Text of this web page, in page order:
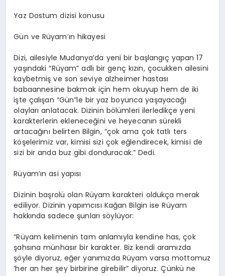
Yaz Dostum dizisi konusu
Gün ve Rüyam’ın hikayesi
Dizi, ailesiyle Mudanya’da yeni bir başlangıç yapan 17
yaşındaki “Rüyam” adlı bir genç kızın, çocukken ailesini
kaybetmiş ve son seviye alzheimer hastası
babaannesine bakmak için hem okuyup hem de iki
işte çalışan “Gün”le bir yaz boyunca yaşayacağı
olayları anlatacak. Dizinin bölümleri ilerledikçe yeni
karakterlerin ekleneceğini ve heyecanın sürekli
artacağını belirten Bilgin, “çok ama çok tatlı ters
köşelerimiz var, kimisi sizi çok eğlendirecek, kimisi de
sizi bir anda buz gibi donduracak.” Dedi.
Rüyam’ın asi yapısı
Dizinin başrolü olan Rüyam karakteri oldukça merak
ediliyor. Dizinin yapımcısı Kağan Bilgin ise Rüyam
hakkında sadece şunları söylüyor:
“Rüyam kelimenin tam anlamıyla kendine has, çok
şahsına münhasır bir karakter. Biz kendi aramızda
şöyle diyoruz, eğer yanımızda Rüyam varsa mottomuz
‘her an her şey birbirine girebilir” diyoruz. Çünkü ne